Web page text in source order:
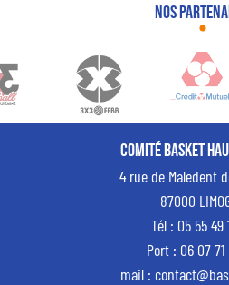
Nos
Comité Basket
4 rue de Maledent
87000
Tél : 05 55 49
Port : 06 07
mail :